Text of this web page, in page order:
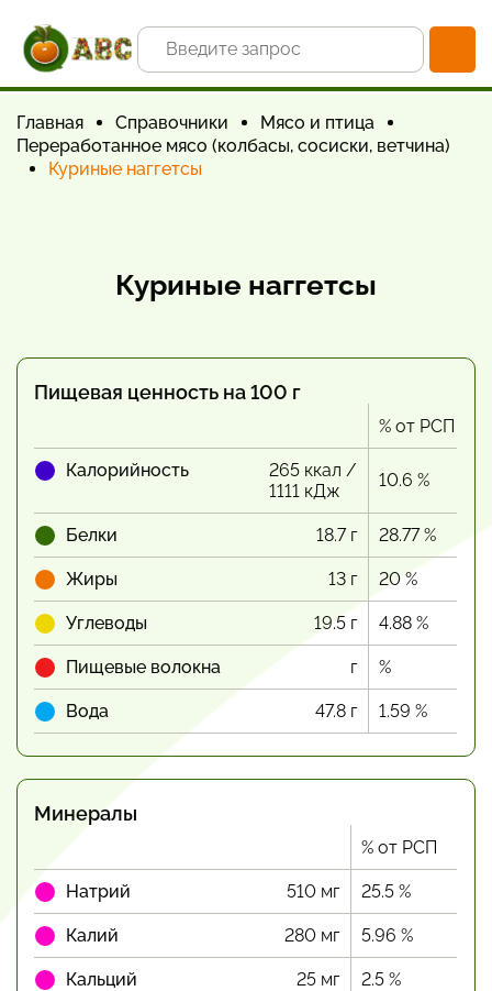
Главная Справочники
Мясо и птица
Переработанное мясо (колбасы, сосиски, ветчина)
Куриные наггетсы
Куриные наггетсы
Пищевая ценность на 100 г
% от РСП
Калорийность
265 ккал /
1111 кДж
10.6 %
Белки 18.7 г 28.77 %
Жиры 13 г 20 %
Углеводы 19.5 г 4.88 %
Пищевые волокна г %
Вода 47.8 г 1.59 %
Минералы
% от РСП
Натрий 510 мг 25.5 %
Калий 280 мг 5.96 %
Кальций 25 мг 2.5 %